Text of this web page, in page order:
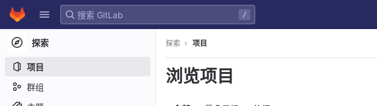
Skip to content
GitLab
/
探索
项目
群组
探索 项目
浏览项目